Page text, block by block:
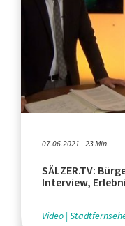
07.06.2021 - 23 Min.
SÄLZER.TV:
Interview,
Video